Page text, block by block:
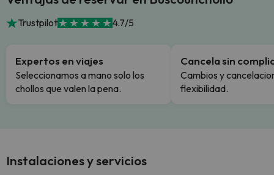
Trustpilot 4.7/5
Expertos en viajes
Seleccionamos a mano solo los
chollos que valen la pena.
Cancela sin
Cambios y
flexibilidad.
Instalaciones y servicios